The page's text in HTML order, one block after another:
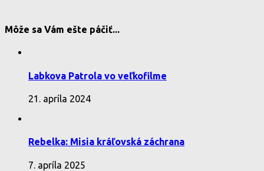
Môže sa Vám ešte páčiť...
Labkova Patrola vo veľkofilme
21. apríla 2024
Rebelka: Misia kráľovská záchrana
7. apríla 2025